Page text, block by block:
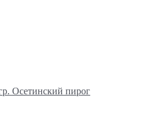
Осетинский пирог